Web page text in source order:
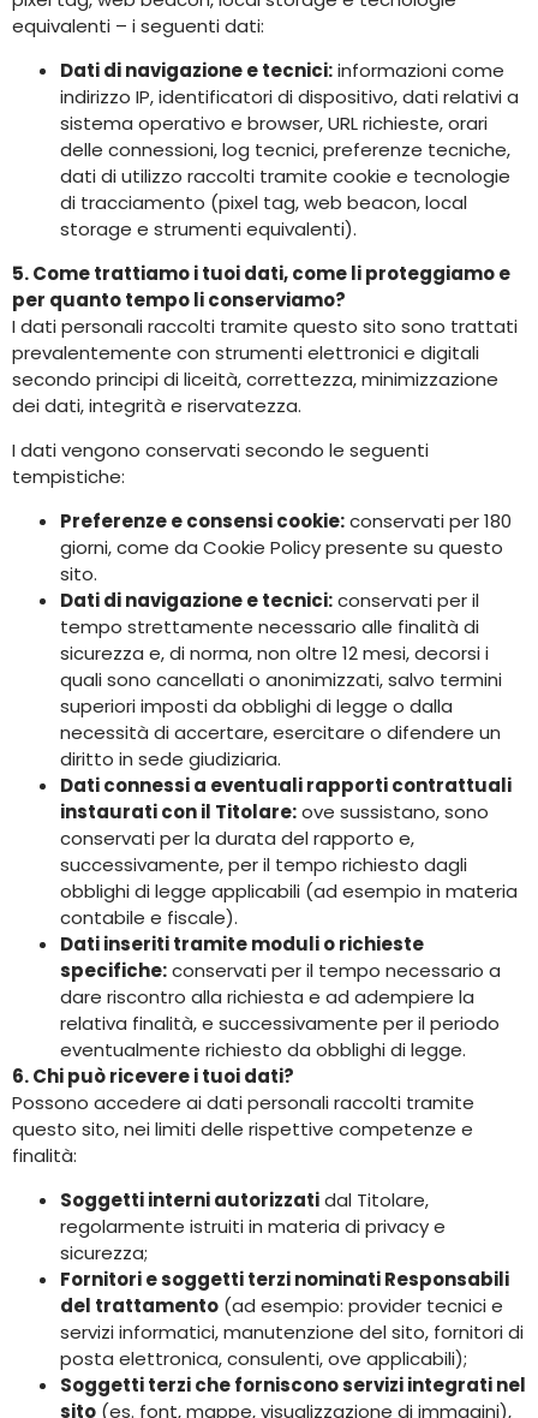
equivalenti – i seguenti dati:
Dati di navigazione e tecnici:informazioni come
indirizzo IP, identificatori di dispositivo, dati relativi a
sistema operativo e browser, URL richieste, orari
delle connessioni, log tecnici, preferenze tecniche,
dati di utilizzo raccolti tramite cookie e tecnologie
di tracciamento (pixel tag, web beacon, local
storage e strumenti equivalenti).
5. Come trattiamo i tuoi dati, come li proteggiamo e
per quanto tempo li conserviamo?
I dati personali raccolti tramite questo sito sono trattati
prevalentemente con strumenti elettronici e digitali
secondo principi di liceità, correttezza, minimizzazione
dei dati, integrità e riservatezza.
I dati vengono conservati secondo le seguenti
tempistiche:
Preferenze e consensi cookie:conservati per 180
giorni, come da Cookie Policy presente su questo
sito.
Dati di navigazione e tecnici:conservati per il
tempo strettamente necessario alle finalità di
sicurezza e, di norma, non oltre 12 mesi, decorsi i
quali sono cancellati o anonimizzati, salvo termini
superiori imposti da obblighi di legge o dalla
necessità di accertare, esercitare o difendere un
diritto in sede giudiziaria.
Dati connessi a eventuali rapporti contrattuali
instaurati con il Titolare:ove sussistano, sono
conservati per la durata del rapporto e,
successivamente, per il tempo richiesto dagli
obblighi di legge applicabili (ad esempio in materia
contabile e fiscale).
Dati inseriti tramite moduli o richieste
specifiche:conservati per il tempo necessario a
dare riscontro alla richiesta e ad adempiere la
relativa finalità, e successivamente per il periodo
eventualmente richiesto da obblighi di legge.
6. Chi può ricevere i tuoi dati?
Possono accedere ai dati personali raccolti tramite
questo sito, nei limiti delle rispettive competenze e
finalità:
Soggetti interni autorizzatidal Titolare,
regolarmente istruiti in materia di privacy e
sicurezza;
Fornitori e soggetti terzi nominati Responsabili
del trattamento (ad esempio: provider tecnici e
servizi informatici, manutenzione del sito, fornitori di
posta elettronica, consulenti, ove applicabili);
Soggetti terzi che forniscono servizi integrati nel
sito (es. font, mappe, visualizzazione di immagini),